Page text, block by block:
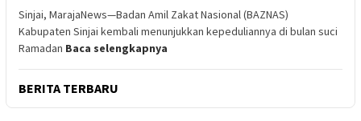
Sinjai, MarajaNews—Badan Amil Zakat Nasional (BAZNAS)
Kabupaten Sinjai kembali menunjukkan kepeduliannya di bulan suci
Ramadan Baca selengkapnya
BERITA TERBARU